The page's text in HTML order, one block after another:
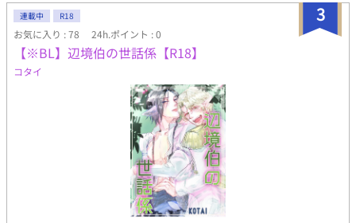
3
連載中 R18
お気に入り : 78 24h.ポイント : 0
【※BL】辺境伯の世話係【R18】
コタイ